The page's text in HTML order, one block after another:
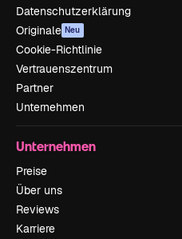
Datenschutzerklärung
Originale Neu
Cookie-Richtlinie
Vertrauenszentrum
Partner
Unternehmen
Unternehmen
Preise
Über uns
Reviews
Karriere